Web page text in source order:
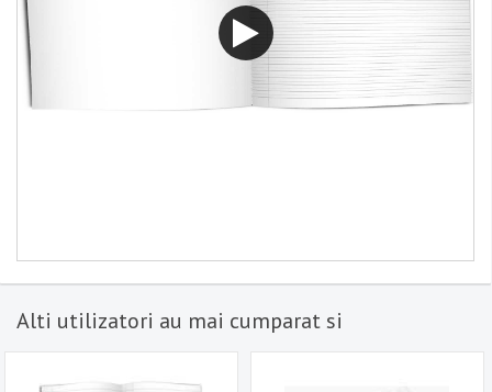
Alti utilizatori au mai cumparat si